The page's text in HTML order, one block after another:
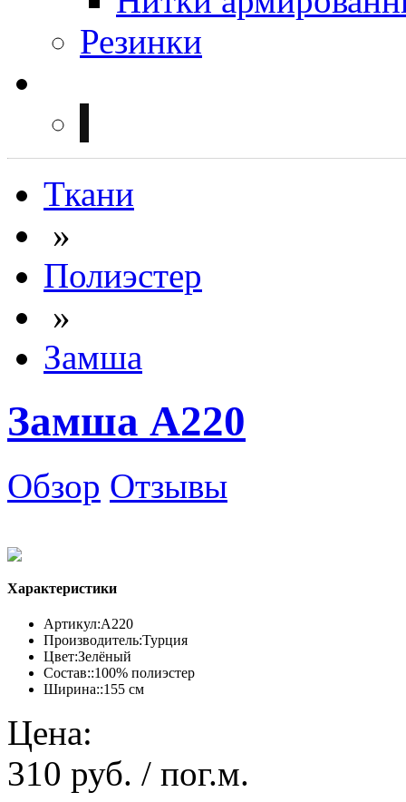
Резинки
Ткани
»
Полиэстер
»
Замша
Замша А220
Обзор Отзывы
Характеристики
Артикул:А220
Производитель:Турция
Цвет:Зелёный
Состав::100% полиэстер
Ширина::155 см
Цена:
310 руб. / пог.м.